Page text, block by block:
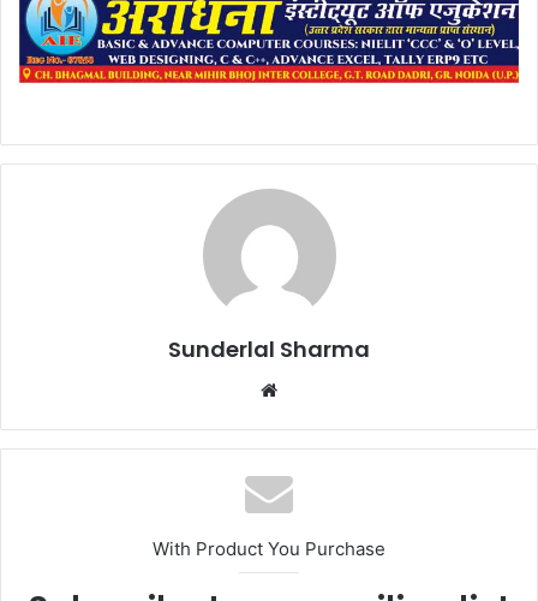
Sunderlal Sharma
Website
With Product You Purchase